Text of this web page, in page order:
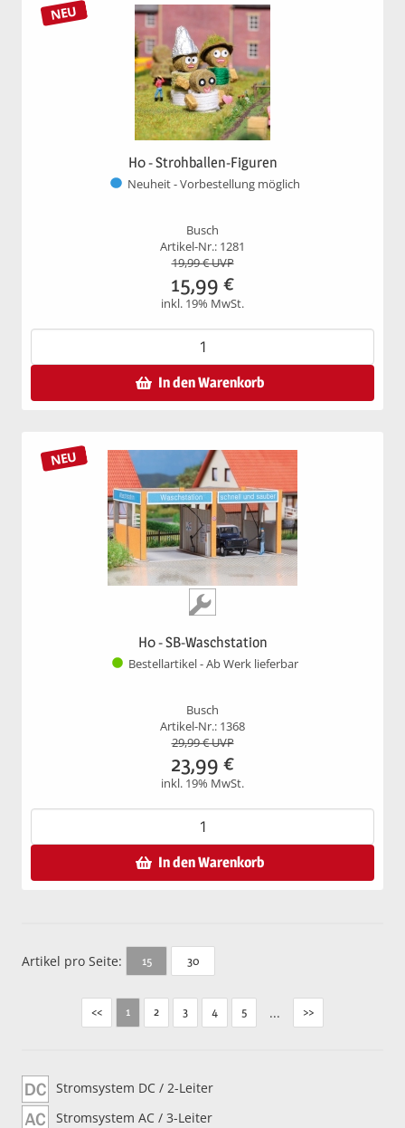
NEU
H0 - Strohballen-Figuren
Neuheit - Vorbestellung möglich
Busch
Artikel-Nr.: 1281
19,99€ UVP
15,99 €
inkl. 19% MwSt.
In den Warenkorb
NEU
H0 - SB-Waschstation
Bestellartikel - Ab Werk lieferbar
Busch
Artikel-Nr.: 1368
29,99€ UVP
23,99 €
inkl. 19% MwSt.
In den Warenkorb
Artikel pro Seite: 15 30
<< 1 2 3 4 5 ... >>
Stromsystem DC / 2-Leiter
Stromsystem AC / 3-Leiter